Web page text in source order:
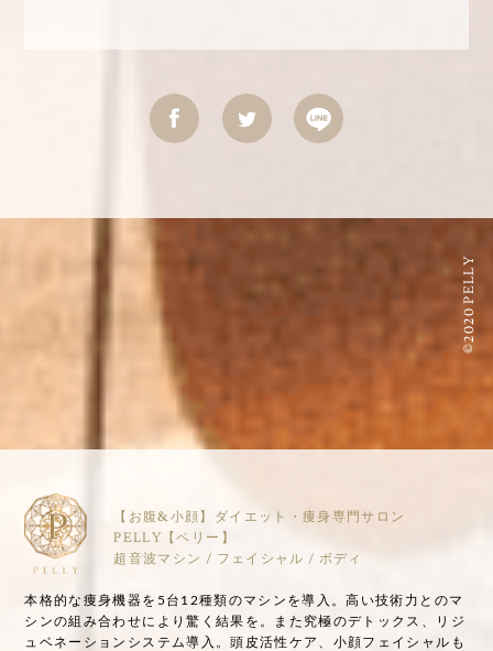
©2020 PELLY
【お腹&小顔】ダイエット・痩身専門サロン
PELLY【ペリー】
超音波マシン / フェイシャル / ボディ
本格的な痩身機器を5台12種類のマシンを導入。高い技術力とのマ
シンの組み合わせにより驚く結果を。また究極のデトックス、リジ
ュベネーションシステム導入。頭皮活性ケア、小顔フェイシャルも